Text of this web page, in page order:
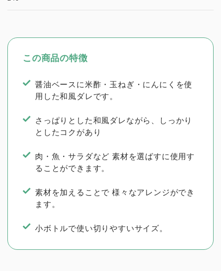
この商品の特徴
醤油ベースに米酢・玉ねぎ・にんにくを使
用した和風ダレです。
さっぱりとした和風ダレながら、しっかり
としたコクがあり
肉・魚・サラダなど 素材を選ばすに使用す
ることができます。
素材を加えることで 様々なアレンジができ
ます。
小ボトルで使い切りやすいサイズ。